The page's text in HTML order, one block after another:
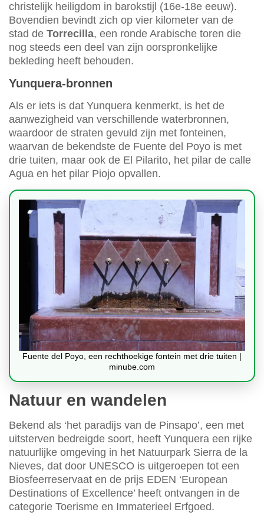
christelijk heiligdom in barokstijl (16e-18e eeuw).
Bovendien bevindt zich op vier kilometer van de
stad de Torrecilla, een ronde Arabische toren die
nog steeds een deel van zijn oorspronkelijke
bekleding heeft behouden.
Yunquera-bronnen
Als er iets is dat Yunquera kenmerkt, is het de
aanwezigheid van verschillende waterbronnen,
waardoor de straten gevuld zijn met fonteinen,
waarvan de bekendste de Fuente del Poyo is met
drie tuiten, maar ook de El Pilarito, het pilar de calle
Agua en het pilar Piojo opvallen.
Fuente del Poyo, een rechthoekige fontein met drie tuiten |
minube.com
Natuur en wandelen
Bekend als ‘het paradijs van de Pinsapo’, een met
uitsterven bedreigde soort, heeft Yunquera een rijke
natuurlijke omgeving in het Natuurpark Sierra de la
Nieves, dat door UNESCO is uitgeroepen tot een
Biosfeerreservaat en de prijs EDEN ‘European
Destinations of Excellence’ heeft ontvangen in de
categorie Toerisme en Immaterieel Erfgoed.